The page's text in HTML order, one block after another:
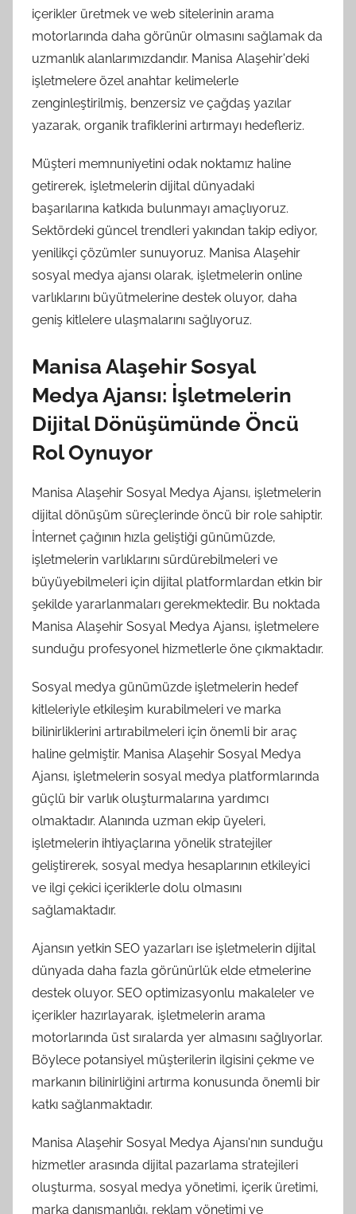
içerikler üretmek ve web sitelerinin arama
motorlarında daha görünür olmasını sağlamak da
uzmanlık alanlarımızdandır. Manisa Alaşehir'deki
işletmelere özel anahtar kelimelerle
zenginleştirilmiş, benzersiz ve çağdaş yazılar
yazarak, organik trafiklerini artırmayı hedefleriz.
Müşteri memnuniyetini odak noktamız haline
getirerek, işletmelerin dijital dünyadaki
başarılarına katkıda bulunmayı amaçlıyoruz.
Sektördeki güncel trendleri yakından takip ediyor,
yenilikçi çözümler sunuyoruz. Manisa Alaşehir
sosyal medya ajansı olarak, işletmelerin online
varlıklarını büyütmelerine destek oluyor, daha
geniş kitlelere ulaşmalarını sağlıyoruz.
Manisa Alaşehir Sosyal
Medya Ajansı: İşletmelerin
Dijital Dönüşümünde Öncü
Rol Oynuyor
Manisa Alaşehir Sosyal Medya Ajansı, işletmelerin
dijital dönüşüm süreçlerinde öncü bir role sahiptir.
İnternet çağının hızla geliştiği günümüzde,
işletmelerin varlıklarını sürdürebilmeleri ve
büyüyebilmeleri için dijital platformlardan etkin bir
şekilde yararlanmaları gerekmektedir. Bu noktada
Manisa Alaşehir Sosyal Medya Ajansı, işletmelere
sunduğu profesyonel hizmetlerle öne çıkmaktadır.
Sosyal medya günümüzde işletmelerin hedef
kitleleriyle etkileşim kurabilmeleri ve marka
bilinirliklerini artırabilmeleri için önemli bir araç
haline gelmiştir. Manisa Alaşehir Sosyal Medya
Ajansı, işletmelerin sosyal medya platformlarında
güçlü bir varlık oluşturmalarına yardımcı
olmaktadır. Alanında uzman ekip üyeleri,
işletmelerin ihtiyaçlarına yönelik stratejiler
geliştirerek, sosyal medya hesaplarının etkileyici
ve ilgi çekici içeriklerle dolu olmasını
sağlamaktadır.
Ajansın yetkin SEO yazarları ise işletmelerin dijital
dünyada daha fazla görünürlük elde etmelerine
destek oluyor. SEO optimizasyonlu makaleler ve
içerikler hazırlayarak, işletmelerin arama
motorlarında üst sıralarda yer almasını sağlıyorlar.
Böylece potansiyel müşterilerin ilgisini çekme ve
markanın bilinirliğini artırma konusunda önemli bir
katkı sağlanmaktadır.
Manisa Alaşehir Sosyal Medya Ajansı'nın sunduğu
hizmetler arasında dijital pazarlama stratejileri
oluşturma, sosyal medya yönetimi, içerik üretimi,
marka danışmanlığı, reklam yönetimi ve